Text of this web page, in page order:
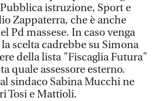
istruzione, Sport e
Zappaterra, che è anche
Pd massese. In caso venga
scelta cadrebbe su Simona
della lista "Fiscaglia Futura"
quale assessore esterno.
sindaco Sabina Mucchi ne
Tosi e Mattioli.